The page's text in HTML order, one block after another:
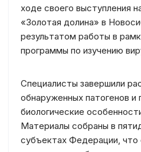
ходе своего выступления
«Золотая долина» в
результатом работы в
программы по изучению
Специалисты завершили
обнаруженных патогенов и
биологические
Материалы собраны в
субъектах Федерации, что